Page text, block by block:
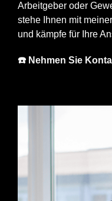
Arbeitgeber oder
stehe Ihnen mit
und kämpfe für Ihre
☎️ Nehmen Sie